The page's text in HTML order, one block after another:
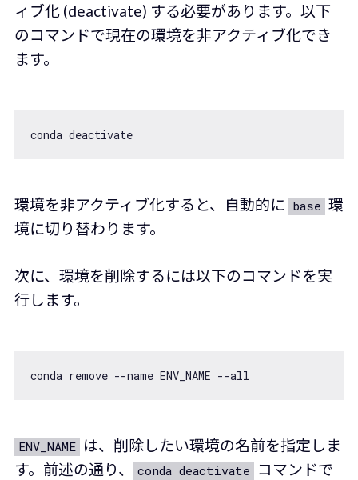
ィブ化 (deactivate) する必要があります。以下
のコマンドで現在の環境を非アクティブ化でき
ます。
conda deactivate
環境を非アクティブ化すると、自動的に base 環
境に切り替わります。
次に、環境を削除するには以下のコマンドを実
行します。
ENV_NAME は、削除したい環境の名前を指定しま
す。前述の通り、
conda deactivate コマンドで